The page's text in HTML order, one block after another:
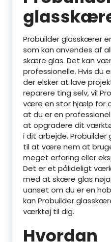
Probuilder glasskærer
som kan anvendes af
skære glas. Det kan
professionelle. Hvis du
der elsker at lave
reparere ting selv, vil
være en stor hjælp for
at du er en
at opgradere dit
i dit arbejde.
til at være nem at
meget erfaring eller
Det er et pålideligt
med at skære glas
uanset om du er en
kan Probuilder
værktøj til dig.
Hvordan